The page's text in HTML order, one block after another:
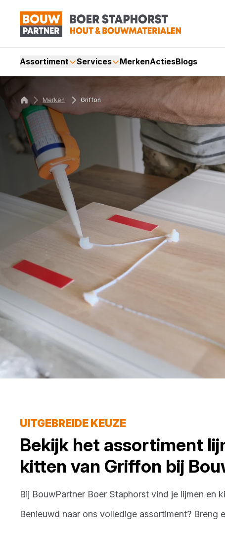
Assortiment Services MerkenActiesBlogs
Merken Griffon
UITGEBREIDE KEUZE
Bekijk het assortiment
kitten van Griffon bij
Bij BouwPartner Boer Staphorst vind je lijmen en
Benieuwd naar ons volledige assortiment? Breng